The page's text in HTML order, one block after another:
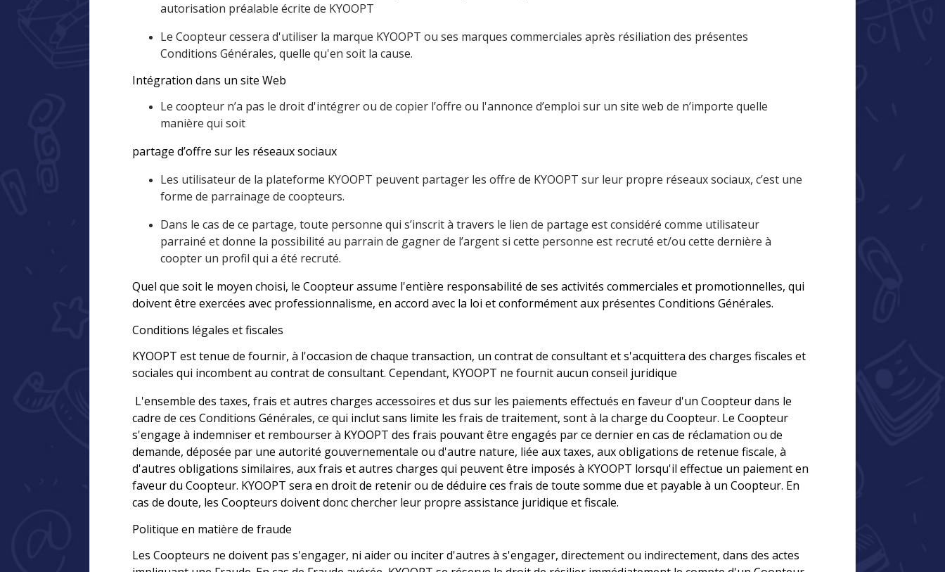
autorisation préalable écrite de KYOOPT
Le Coopteur cessera d'utiliser la marque KYOOPT ou ses marques commerciales après résiliation des présentes
Conditions Générales, quelle qu'en soit la cause.
Intégration dans un site Web
Le coopteur n’a pas le droit d'intégrer ou de copier l’offre ou l'annonce d’emploi sur un site web de n’importe quelle
manière qui soit
partage d’offre sur les réseaux sociaux
Les utilisateur de la plateforme KYOOPT peuvent partager les offre de KYOOPT sur leur propre réseaux sociaux, c’est une
forme de parrainage de coopteurs.
Dans le cas de ce partage, toute personne qui s’inscrit à travers le lien de partage est considéré comme utilisateur
parrainé et donne la possibilité au parrain de gagner de l’argent si cette personne est recruté et/ou cette dernière à
coopter un profil qui a été recruté.
Quel que soit le moyen choisi, le Coopteur assume l'entière responsabilité de ses activités commerciales et promotionnelles, qui
doivent être exercées avec professionnalisme, en accord avec la loi et conformément aux présentes Conditions Générales.
Conditions légales et fiscales
KYOOPT est tenue de fournir, à l'occasion de chaque transaction, un contrat de consultant et s'acquittera des charges fiscales et
sociales qui incombent au contrat de consultant. Cependant, KYOOPT ne fournit aucun conseil juridique
L'ensemble des taxes, frais et autres charges accessoires et dus sur les paiements effectués en faveur d'un Coopteur dans le
cadre de ces Conditions Générales, ce qui inclut sans limite les frais de traitement, sont à la charge du Coopteur. Le Coopteur
s'engage à indemniser et rembourser à KYOOPT des frais pouvant être engagés par ce dernier en cas de réclamation ou de
demande, déposée par une autorité gouvernementale ou d'autre nature, liée aux taxes, aux obligations de retenue fiscale, à
d'autres obligations similaires, aux frais et autres charges qui peuvent être imposés à KYOOPT lorsqu'il effectue un paiement en
faveur du Coopteur. KYOOPT sera en droit de retenir ou de déduire ces frais de toute somme due et payable à un Coopteur. En
cas de doute, les Coopteurs doivent donc chercher leur propre assistance juridique et fiscale.
Politique en matière de fraude
Les Coopteurs ne doivent pas s'engager, ni aider ou inciter d'autres à s'engager, directement ou indirectement, dans des actes